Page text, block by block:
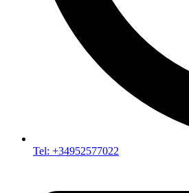
Tel: +34952577022